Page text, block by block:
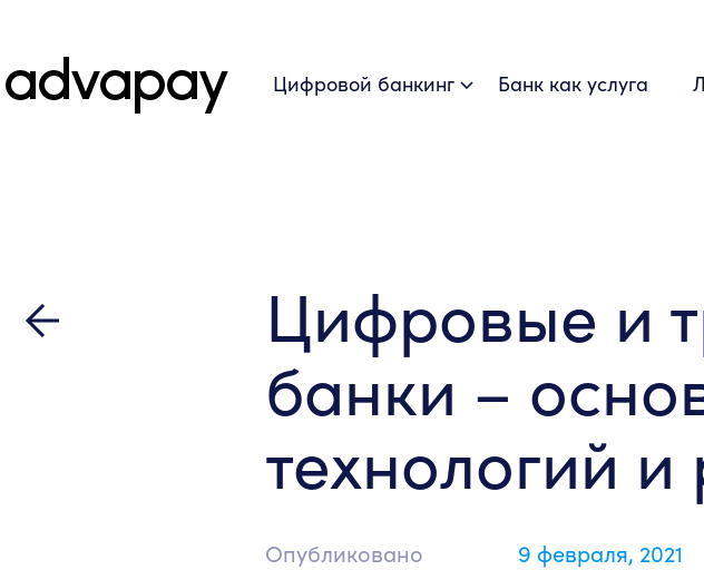
Цифровой банкинг Банк как услуга
Цифровые и
банки –
технологий
Опубликовано 9 февраля, 2021